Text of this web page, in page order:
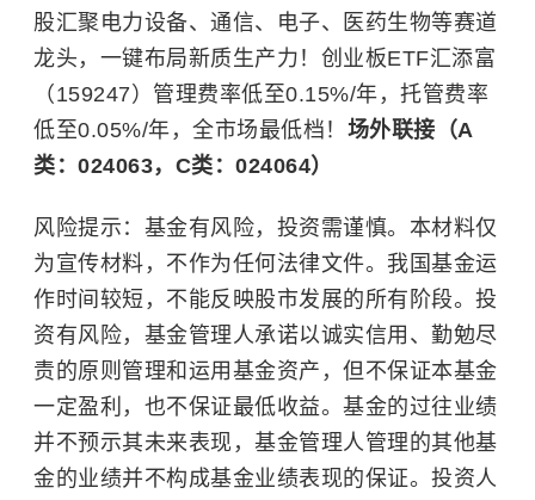
股汇聚电力设备、通信、电子、医药生物等赛道
龙头，一键布局新质生产力！创业板ETF汇添富
（159247）管理费率低至0.15%/年，托管费率
低至0.05%/年，全市场最低档！ 场外联接（A
类：024063，C类：024064）
风险提示：基金有风险，投资需谨慎。本材料仅
为宣传材料，不作为任何法律文件。我国基金运
作时间较短，不能反映股市发展的所有阶段。投
资有风险，基金管理人承诺以诚实信用、勤勉尽
责的原则管理和运用基金资产，但不保证本基金
一定盈利，也不保证最低收益。基金的过往业绩
并不预示其未来表现，基金管理人管理的其他基
金的业绩并不构成基金业绩表现的保证。投资人